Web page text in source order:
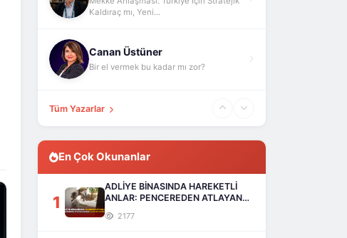
Kaldıraç mı, Yeni...
Canan Üstüner
Bir el vermek bu kadar mı zor?
Tüm Yazarlar
En Çok Okunanlar
1
ADLİYE BİNASINDA HAREKETLİ
ANLAR: PENCEREDEN ATLAYAN
2177